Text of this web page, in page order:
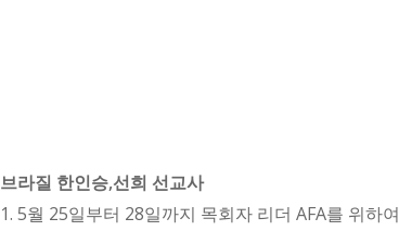
브라질 한인승,선희 선교사
1. 5월 25일부터 28일까지 목회자 리더 AFA를 위하여